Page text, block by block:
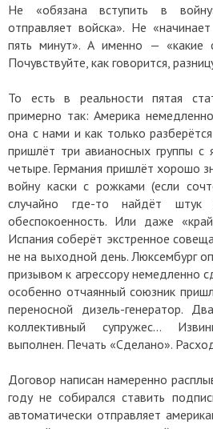
Не «обязана вступить в
отправляет войска». Не
пять минут». А именно — «какие
Почувствуйте, как говорится,
То есть в реальности пятая
примерно так: Америка
она с нами и как только
пришлёт три авианосных группы с
четыре. Германия пришлёт хорошо
войну каски с рожками (если
случайно где-то найдёт штук
обеспокоенность. Или даже
Испания соберёт экстренное
не на выходной день. Люксембург
призывом к агрессору немедленно
особенно отчаянный союзник
переносной дизель-генератор.
коллективный супружес…
выполнен. Печать «Сделано».
Договор написан намеренно
году не собирался ставить
автоматически отправляет